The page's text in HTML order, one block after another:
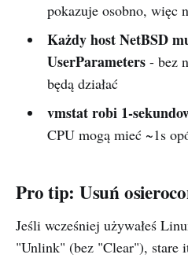
pokazuje osobno, więc
Każdy host NetBSD
UserParameters- bez
będą działać
vmstat robi 1-
CPU mogą mieć ~1s
Pro tip: Usuń
Jeśli wcześniej używałeś
"Unlink" (bez "Clear"), stare